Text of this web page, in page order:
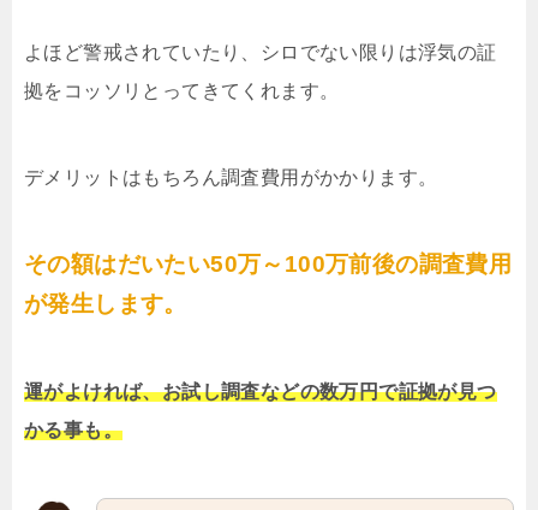
よほど警戒されていたり、シロでない限りは浮気の証
拠をコッソリとってきてくれます。
デメリットはもちろん調査費用がかかります。
その額はだいたい50万～100万前後の調査費用
が発生します。
運がよければ、お試し調査などの数万円で証拠が見つ
かる事も。